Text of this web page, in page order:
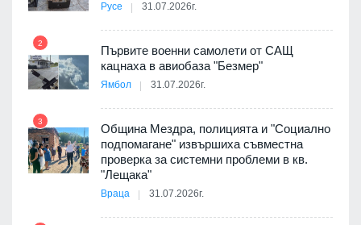
Русе 31.07.2026г.
2
Първите военни самолети от САЩ
кацнаха в авиобаза "Безмер"
Ямбол 31.07.2026г.
3
Община Мездра, полицията и "Социално
подпомагане" извършиха съвместна
проверка за системни проблеми в кв.
"Лещака"
Враца 31.07.2026г.